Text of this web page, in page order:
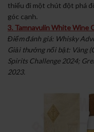
thiếu đi một chút đột phá
góc cạnh.
3. Tamnavulin White Wine
Điểm đánh giá: Whisky
Giải thưởng nổi bật: Vàng
Spirits Challenge 2024;
2023.